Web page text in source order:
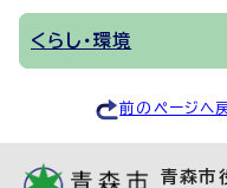
くらし・環境
前のページへ
青森市